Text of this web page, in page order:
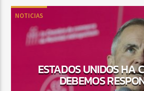
NOTICIAS
ESTADOS UNIDOS HA
DEBEMOS